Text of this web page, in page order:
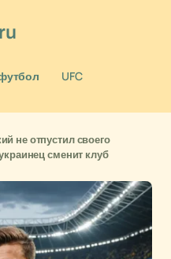
UFC
не отпустил своего
сменит клуб